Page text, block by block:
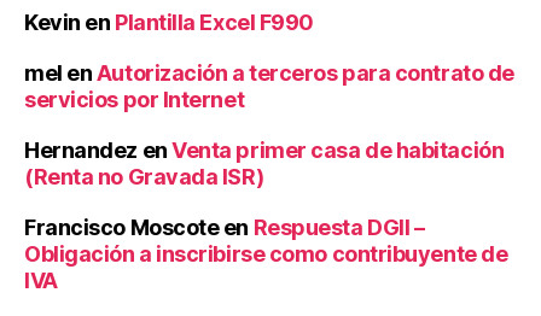
Kevin en Plantilla Excel F990
mel enAutorización a terceros para contrato de
servicios por Internet
Hernandez enVenta primer casa de habitación
(Renta no Gravada ISR)
Francisco Moscoteen Respuesta DGII –
Obligación a inscribirse como contribuyente de
IVA